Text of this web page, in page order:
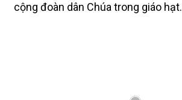
cộng đoàn dân Chúa trong giáo hạt.